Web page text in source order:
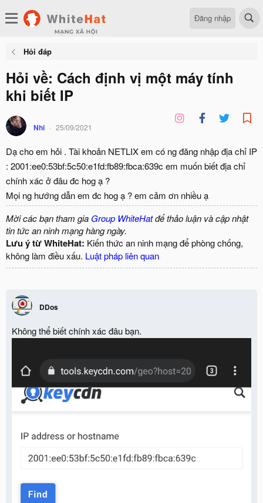
Đăng nhập
Hỏi đáp
Hỏi về: Cách định vị một máy tính
khi biết IP
Nhi 25/09/2021
Dạ cho em hỏi . Tài khoản NETLIX em có ng đăng nhập địa chỉ IP
: 2001:ee0:53bf:5c50:e1fd:fb89:fbca:639c em muốn biết địa chỉ
chính xác ở đâu đc hog ạ ?
Mọi ng hướng dẫn em đc hog ạ ? em cảm ơn nhiều ạ
Mời các bạn tham gia Group WhiteHatđể thảo luận và cập nhật
tin tức an ninh mạng hàng ngày.
Lưu ý từ WhiteHat: Kiến thức an ninh mạng để phòng chống,
không làm điều xấu. Luật pháp liên quan
DDos
Không thể biết chính xác đâu bạn.